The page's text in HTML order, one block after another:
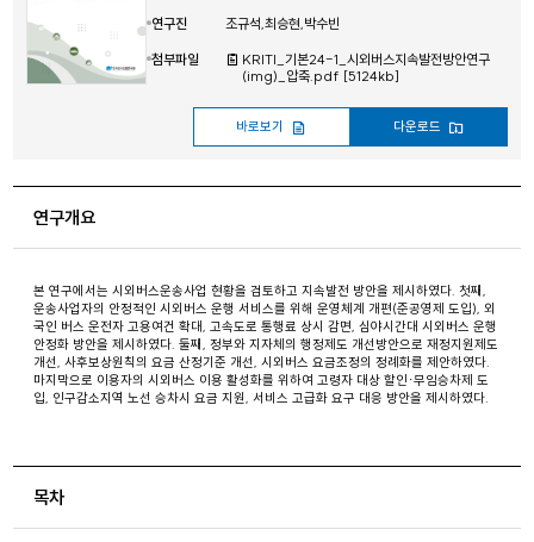
연구진 조규석,최승현,박수빈
첨부파일
KRITI_기본24-1_시외버스지속발전방안연구
(img)_압축.pdf [5124kb]
바로보기 다운로드
연구개요
본 연구에서는 시외버스운송사업 현황을 검토하고 지속발전 방안을 제시하였다. 첫째,
운송사업자의 안정적인 시외버스 운행 서비스를 위해 운영체계 개편(준공영제 도입), 외
국인 버스 운전자 고용여건 확대, 고속도로 통행료 상시 감면, 심야시간대 시외버스 운행
안정화 방안을 제시하였다. 둘째, 정부와 지자체의 행정제도 개선방안으로 재정지원제도
개선, 사후보상원칙의 요금 산정기준 개선, 시외버스 요금조정의 정례화를 제안하였다.
마지막으로 이용자의 시외버스 이용 활성화를 위하여 고령자 대상 할인·무임승차제 도
입, 인구감소지역 노선 승차시 요금 지원, 서비스 고급화 요구 대응 방안을 제시하였다.
목차